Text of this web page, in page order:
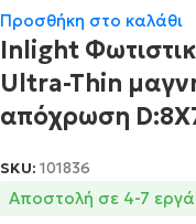
Προσθήκη στο καλάθι
Inlight
Ultra-Thin
απόχρωση
SKU: 101836
Αποστολή σε 4-7